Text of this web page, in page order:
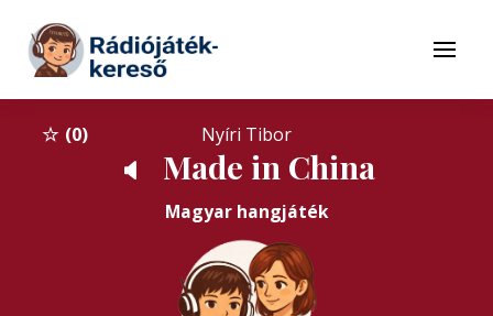
Tovább a tartalomhoz
Menü
0 Nyíri Tibor
🔈 Made in China
Magyar hangjáték